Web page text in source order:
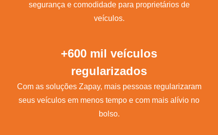
segurança e comodidade para proprietários de
veículos.
+600 mil veículos
regularizados
Com as soluções Zapay, mais pessoas regularizaram
seus veículos em menos tempo e com mais alívio no
bolso.